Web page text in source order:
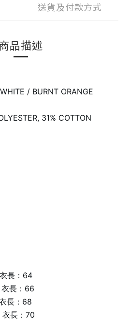
送貨及付款方式
品描述
/ BURNT ORANGE
31% COTTON
長：64
長：66
長：68
長：70